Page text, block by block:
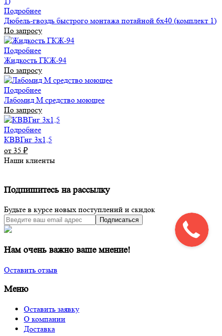
Подробнее
Дюбель-гвоздь быстрого монтажа потайной 6х40 (комплект 1)
По запросу
Подробнее
Жидкость ГКЖ-94
По запросу
Подробнее
Лабомид М средство моющее
По запросу
Подробнее
КВВГнг 3х1,5
от 35 ₽
Наши клиенты
Подпишитесь на рассылку
Будьте в курсе новых поступлений и скидок
Подписаться
Нам очень важно ваше мнение!
Оставить отзыв
Меню
Оставить заявку
О компании
Доставка